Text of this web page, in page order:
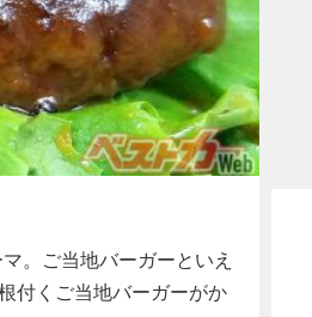
。ご当地バーガーといえ
付くご当地バーガーがか